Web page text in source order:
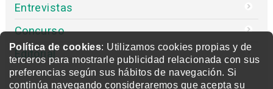
Política de cookies: Utilizamos cookies propias y de
terceros para mostrarle publicidad relacionada con sus
preferencias según sus hábitos de navegación. Si
continúa navegando consideraremos que acepta su
Entrevistas
Concurso
Editorial